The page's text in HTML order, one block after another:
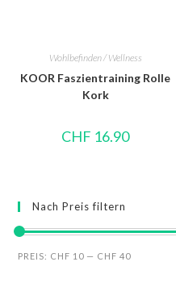
Wohlbefinden / Wellness
KOOR Faszientraining Rolle
Kork
CHF 16.90
Nach Preis filtern
PREIS: CHF 10 — CHF 40